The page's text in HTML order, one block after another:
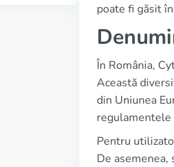
poate fi găsit
În România,
Această
din Uniunea
Pentru
De